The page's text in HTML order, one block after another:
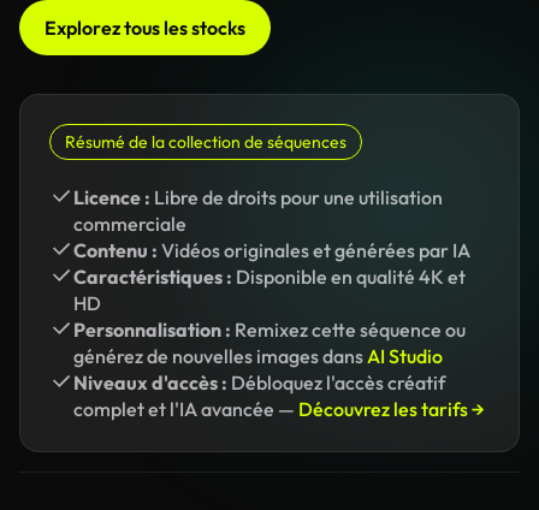
Explorez tous les stocks
Résumé de la collection de séquences
Licence : Libre de droits pour une utilisation
commerciale
Contenu : Vidéos originales et générées par IA
Caractéristiques : Disponible en qualité 4K et
HD
Personnalisation : Remixez cette séquence ou
générez de nouvelles images dansAI Studio
Niveaux d'accès : Débloquez l'accès créatif
complet et l'IA avancée — Découvrez les tarifs →